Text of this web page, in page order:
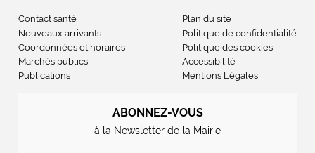
Contact santé
Nouveaux arrivants
Coordonnées et horaires
Marchés publics
Publications
Plan du site
Politique de confidentialité
Politique des cookies
Accessibilité
Mentions Légales
ABONNEZ-VOUS
à la Newsletter de la Mairie